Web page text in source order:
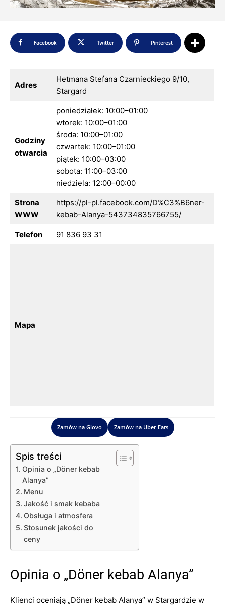
Facebook Twitter Pinterest
Adres
Hetmana Stefana Czarnieckiego 9/10,
Stargard
Godziny
otwarcia
poniedziałek: 10:00–01:00
wtorek: 10:00–01:00
środa: 10:00–01:00
czwartek: 10:00–01:00
piątek: 10:00–03:00
sobota: 11:00–03:00
niedziela: 12:00–00:00
Strona
WWW
https://pl-pl.facebook.com/D%C3%B6ner-
kebab-Alanya-543734835766755/
Telefon 91 836 93 31
Mapa
Zamów na Glovo Zamów na Uber Eats
Spis treści
Opinia o „Döner kebab
Alanya”
Menu
Jakość i smak kebaba
Obsługa i atmosfera
Stosunek jakości do
ceny
Opinia o „Döner kebab Alanya”
Klienci oceniają „Döner kebab Alanya” w Stargardzie w